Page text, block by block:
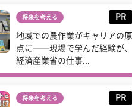
将来を考える PR
地域での農作業がキャリアの原
点に──現場で学んだ経験が、
経済産業省の仕事...
将来を考える PR